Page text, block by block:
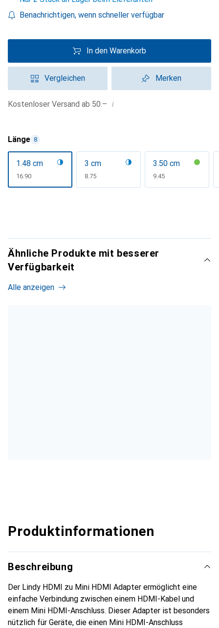
Benachrichtigen, wenn schneller verfügbar
In den Warenkorb
Vergleichen Merken
Kostenloser Versand ab 50.– i
Länge 8
1.48 cm
CHF
16.90
3 cm
CHF
8.75
3.50 cm
CHF
9.45
Ähnliche Produkte mit besserer
Verfügbarkeit
Alle anzeigen
Produktinformationen
Beschreibung
Der Lindy HDMI zu Mini HDMI Adapter ermöglicht eine
einfache Verbindung zwischen einem HDMI-Kabel und
einem Mini HDMI-Anschluss. Dieser Adapter ist besonders
nützlich für Geräte, die einen Mini HDMI-Anschluss